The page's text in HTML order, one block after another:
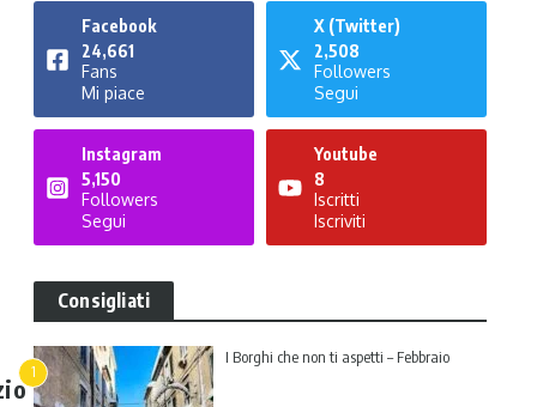
Facebook
24,661
Fans
Mi piace
X (Twitter)
2,508
Followers
Segui
Instagram
5,150
Followers
Segui
Youtube
8
Iscritti
Iscriviti
Consigliati
1
I Borghi che non ti aspetti – Febbraio